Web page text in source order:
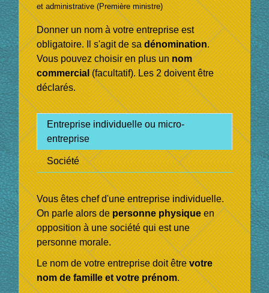
et administrative (Première ministre)
Donner un nom à votre entreprise est
obligatoire. Il s'agit de sadénomination.
Vous pouvez choisir en plus unnom
commercial(facultatif). Les 2 doivent être
déclarés.
Entreprise individuelle ou micro-
entreprise
Société
Vous êtes chef d'une entreprise individuelle.
On parle alors depersonne physiqueen
opposition à une société qui est une
personne morale.
Le nom de votre entreprise doit êtrevotre
nom de famille et votre prénom.